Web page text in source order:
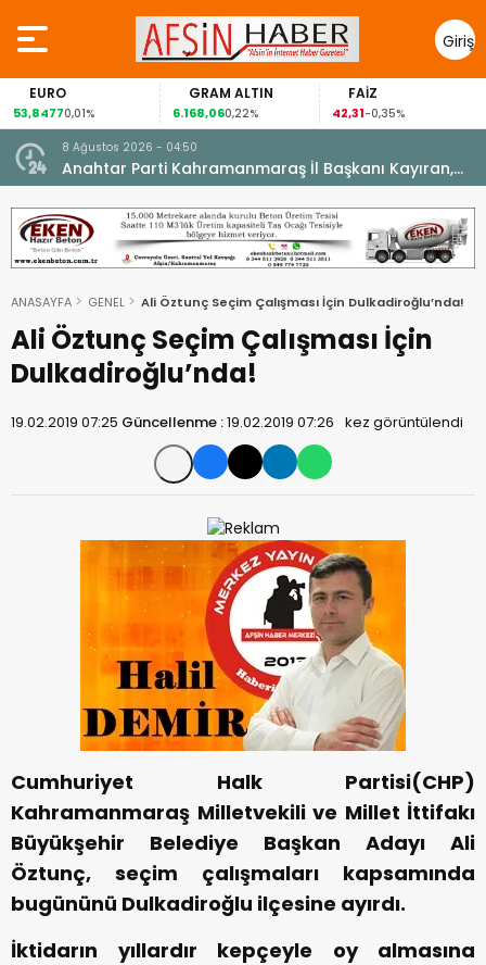
Giriş
Yap
EURO
53,84770,01%
GRAM ALTIN
6.168,060,22%
FAİZ
42,31-0,35%
8 Ağustos 2026 - 04:50
Anahtar Parti Kahramanmaraş İl Başkanı Kayıran,
Afşin Teşkilatı ile buluştu.
ANASAYFA GENEL Ali Öztunç Seçim Çalışması İçin Dulkadiroğlu’nda!
Ali Öztunç Seçim Çalışması İçin
Dulkadiroğlu’nda!
19.02.2019 07:25 Güncellenme :19.02.2019 07:26 kez görüntülendi
Cumhuriyet Halk Partisi(CHP)
Kahramanmaraş Milletvekili ve Millet İttifakı
Büyükşehir Belediye Başkan Adayı Ali
Öztunç, seçim çalışmaları kapsamında
bugününü Dulkadiroğlu ilçesine ayırdı.
İktidarın yıllardır kepçeyle oy almasına